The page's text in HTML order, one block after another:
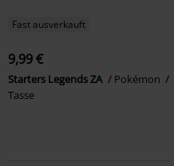
Fast ausverkauft
9,99 €
Starters Legends ZA
Pokémon
Tasse